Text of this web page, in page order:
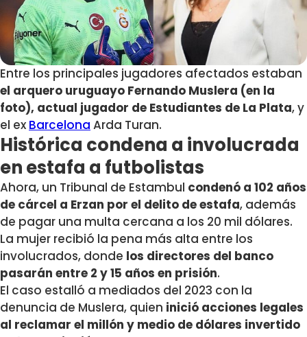
Entre los principales jugadores afectados estaban
el arquero uruguayo Fernando Muslera (en la
foto), actual jugador de Estudiantes de La Plata, y
el ex Barcelona Arda Turan.
Histórica condena a involucrada
en estafa a futbolistas
Ahora, un Tribunal de Estambul condenó a 102 años
de cárcel a Erzan por el delito de estafa, además
de pagar una multa cercana a los 20 mil dólares.
La mujer recibió la pena más alta entre los
involucrados, donde los directores del banco
pasarán entre 2 y 15 años en prisión.
El caso estalló a mediados del 2023 con la
denuncia de Muslera, quien inició acciones legales
al reclamar el millón y medio de dólares invertido